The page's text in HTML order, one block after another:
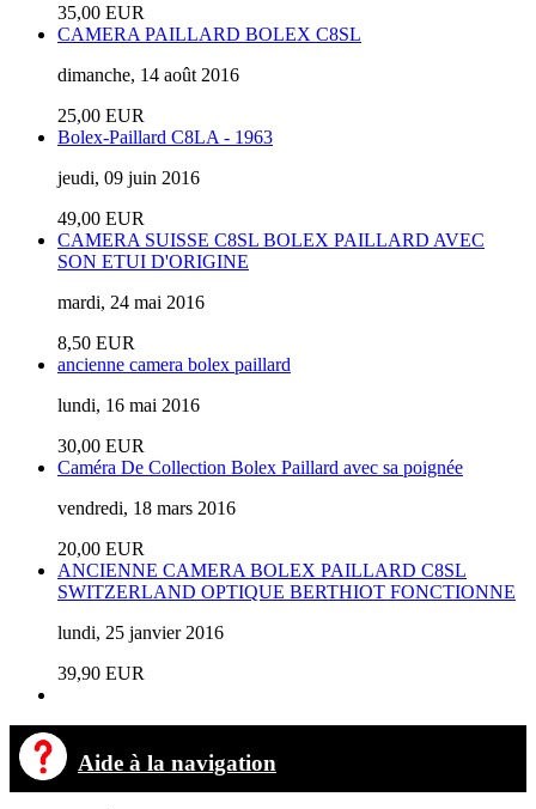
35,00 EUR
CAMERA PAILLARD BOLEX C8SL
dimanche, 14 août 2016
25,00 EUR
Bolex-Paillard C8LA - 1963
jeudi, 09 juin 2016
49,00 EUR
CAMERA SUISSE C8SL BOLEX PAILLARD AVEC
SON ETUI D'ORIGINE
mardi, 24 mai 2016
8,50 EUR
ancienne camera bolex paillard
lundi, 16 mai 2016
30,00 EUR
Caméra De Collection Bolex Paillard avec sa poignée
vendredi, 18 mars 2016
20,00 EUR
ANCIENNE CAMERA BOLEX PAILLARD C8SL
SWITZERLAND OPTIQUE BERTHIOT FONCTIONNE
lundi, 25 janvier 2016
39,90 EUR
Aide à la navigation